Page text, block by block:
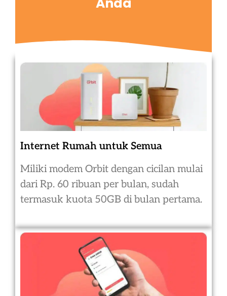
Internet Rumah untuk Semua
Miliki modem Orbit dengan cicilan mulai
dari Rp. 60 ribuan per bulan, sudah
termasuk kuota 50GB di bulan pertama.